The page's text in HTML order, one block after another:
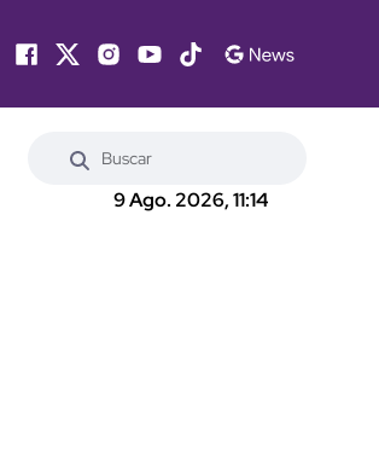
9 Ago. 2026, 11:14